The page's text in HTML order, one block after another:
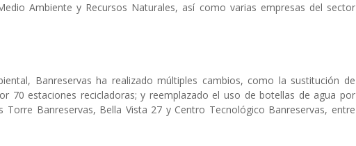
Ambiente y Recursos Naturales, así como varias empresas del sector
Banreservas ha realizado múltiples cambios, como la sustitución de
70 estaciones recicladoras; y reemplazado el uso de botellas de agua por
Banreservas, Bella Vista 27 y Centro Tecnológico Banreservas, entre